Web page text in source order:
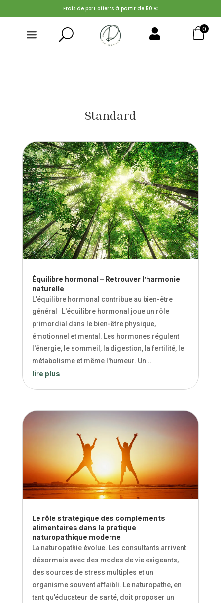
Frais de port offerts à partir de 50 €
U  0
Standard
Équilibre hormonal – Retrouver l’harmonie
naturelle
L'équilibre hormonal contribue au bien-être
général L'équilibre hormonal joue un rôle
primordial dans le bien-être physique,
émotionnel et mental. Les hormones régulent
l'énergie, le sommeil, la digestion, la fertilité, le
métabolisme et même l'humeur. Un...
lire plus
Le rôle stratégique des compléments
alimentaires dans la pratique
naturopathique moderne
La naturopathie évolue. Les consultants arrivent
désormais avec des modes de vie exigeants,
des sources de stress multiples et un
organisme souvent affaibli. Le naturopathe, en
tant qu’éducateur de santé, doit proposer un